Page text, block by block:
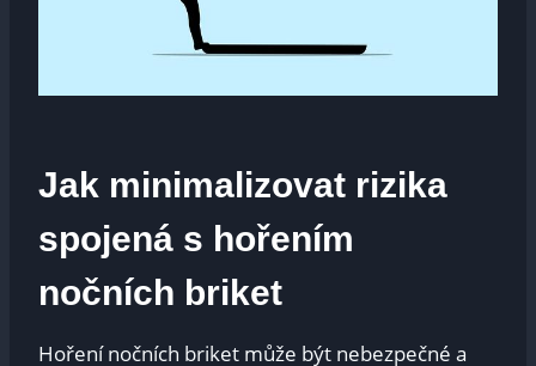
Jak minimalizovat rizika
spojená s hořením
nočních briket
Hoření nočních briket může být nebezpečné a